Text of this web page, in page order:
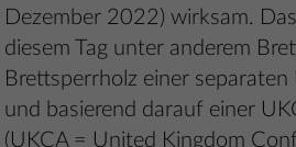
Dezember 2022) wirksam.
diesem Tag unter anderem
Brettsperrholz einer
und basierend darauf einer
(UKCA = United Kingdom